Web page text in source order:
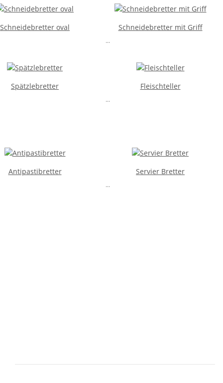
Schneidebretter oval Schneidebretter mit Griff
...
Spätzlebretter Fleischteller
...
Antipastibretter Servier Bretter
...